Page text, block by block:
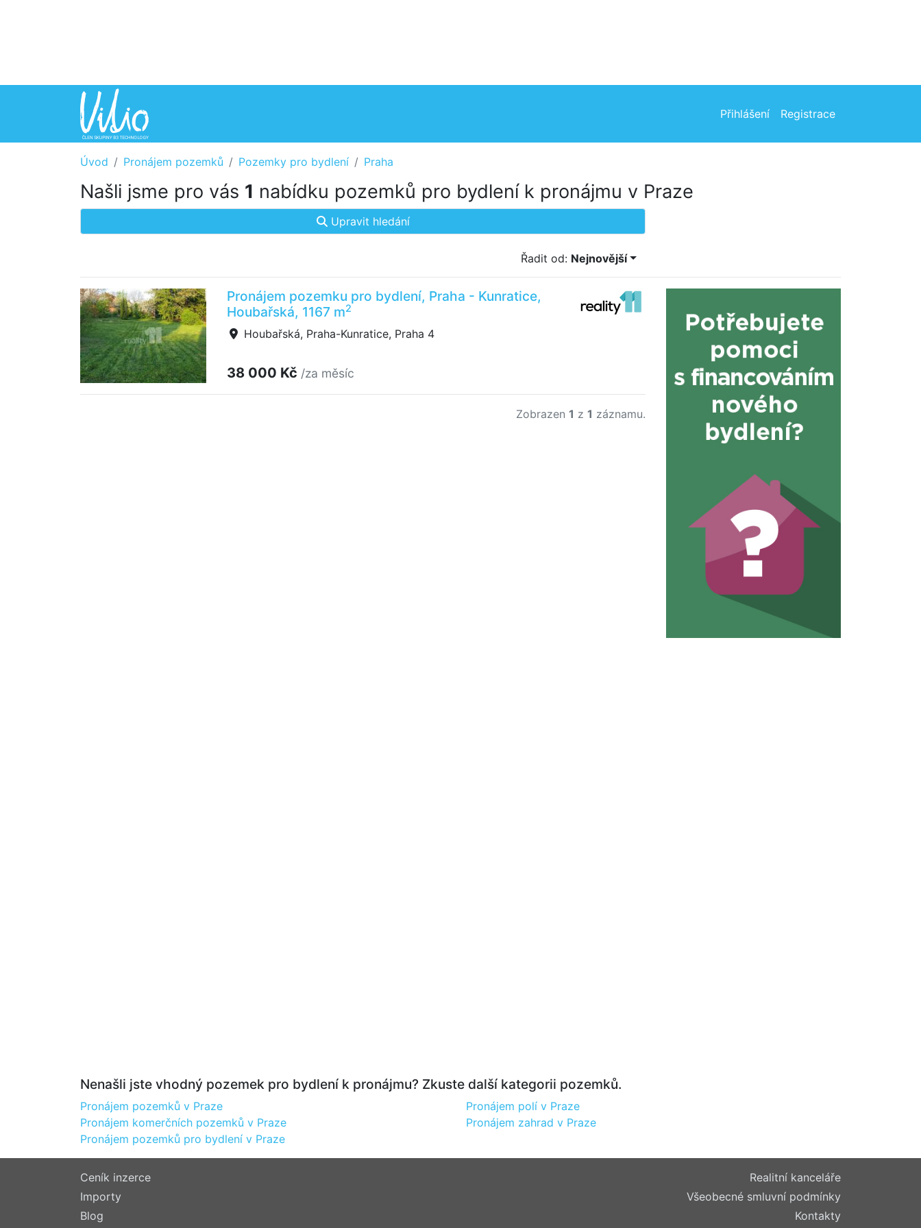
Přihlášení Registrace
Úvod Pronájem pozemků Pozemky pro bydlení Praha
Našli jsme pro vás 1 nabídku pozemků pro bydlení k pronájmu v Praze
Upravit hledání
Řadit od: Nejnovější
Pronájem pozemku pro bydlení, Praha - Kunratice,
Houbařská, 1167 m2
Houbařská, Praha-Kunratice, Praha 4
38 000 Kč /za měsíc
Zobrazen 1 z 1 záznamu.
Nenašli jste vhodný pozemek pro bydlení k pronájmu? Zkuste další kategorii pozemků.
Pronájem pozemků v Praze
Pronájem komerčních pozemků v Praze
Pronájem pozemků pro bydlení v Praze
Pronájem polí v Praze
Pronájem zahrad v Praze
Ceník inzerce
Importy
Blog
Realitní kanceláře
Všeobecné smluvní podmínky
Kontakty